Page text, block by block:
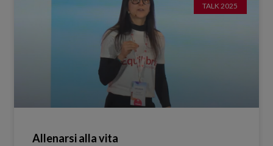
TALK 2025
Allenarsi alla vita